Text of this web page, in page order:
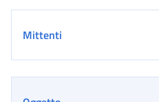
Mittenti